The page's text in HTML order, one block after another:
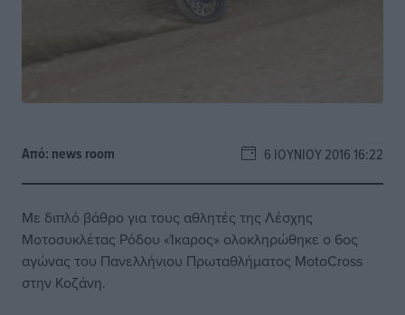
Από: news room 6 ΙΟΥΝΊΟΥ 2016 16:22
Με διπλό βάθρο για τους αθλητές της Λέσχης
Μοτοσυκλέτας Ρόδου «Ίκαρος» ολοκληρώθηκε ο 6ος
αγώνας του Πανελλήνιου Πρωταθλήματος MοtoCross
στην Κοζάνη.